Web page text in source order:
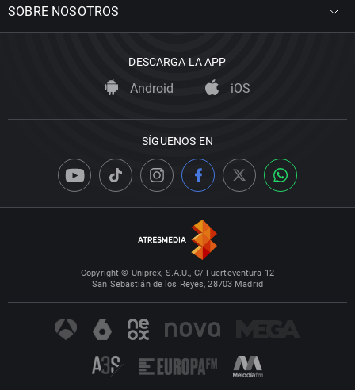
SOBRE NOSOTROS
DESCARGA LA APP
Android iOS
SÍGUENOS EN
Copyright © Uniprex, S.A.U., C/ Fuerteventura 12
San Sebastián de los Reyes, 28703 Madrid